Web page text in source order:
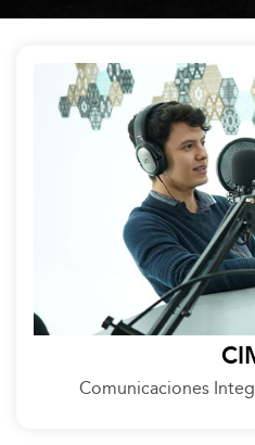
Comunicaciones